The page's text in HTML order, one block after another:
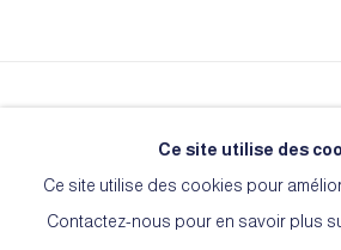
Le Cercle de l'Art
75010 Paris
Ce site utilise des
Ce site utilise des cookies pour
Contactez-nous pour en savoir plus